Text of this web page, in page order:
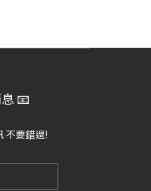
📧
不要錯過!